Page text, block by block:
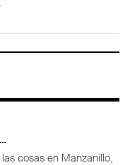
cosas en Manzanillo,